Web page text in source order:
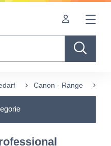
Canon - Range